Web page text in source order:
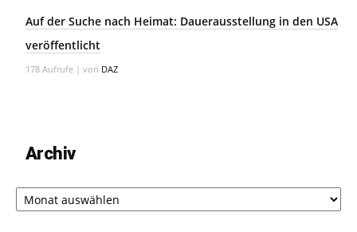
Auf der Suche nach Heimat: Dauerausstellung in den USA
veröffentlicht
178 Aufrufe | von DAZ
Archiv
Archiv